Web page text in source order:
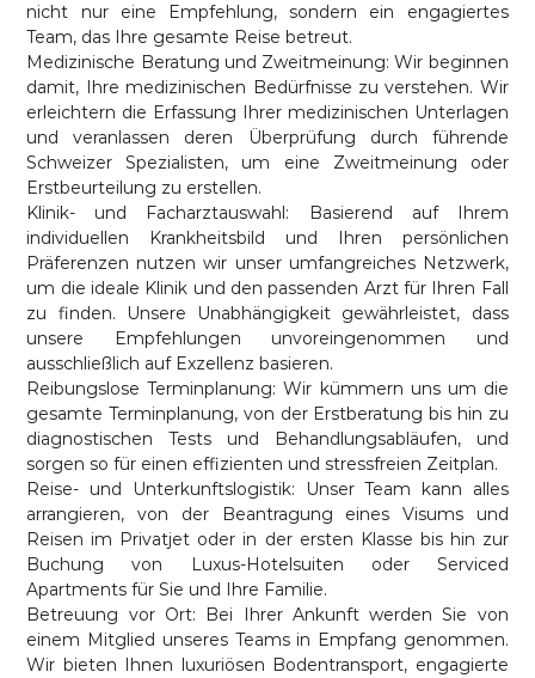
nicht nur eine Empfehlung, sondern ein engagiertes
Team, das Ihre gesamte Reise betreut.
Medizinische Beratung und Zweitmeinung: Wir beginnen
damit, Ihre medizinischen Bedürfnisse zu verstehen. Wir
erleichtern die Erfassung Ihrer medizinischen Unterlagen
und veranlassen deren Überprüfung durch führende
Schweizer Spezialisten, um eine Zweitmeinung oder
Erstbeurteilung zu erstellen.
Klinik- und Facharztauswahl: Basierend auf Ihrem
individuellen Krankheitsbild und Ihren persönlichen
Präferenzen nutzen wir unser umfangreiches Netzwerk,
um die ideale Klinik und den passenden Arzt für Ihren Fall
zu finden. Unsere Unabhängigkeit gewährleistet, dass
unsere Empfehlungen unvoreingenommen und
ausschließlich auf Exzellenz basieren.
Reibungslose Terminplanung: Wir kümmern uns um die
gesamte Terminplanung, von der Erstberatung bis hin zu
diagnostischen Tests und Behandlungsabläufen, und
sorgen so für einen effizienten und stressfreien Zeitplan.
Reise- und Unterkunftslogistik: Unser Team kann alles
arrangieren, von der Beantragung eines Visums und
Reisen im Privatjet oder in der ersten Klasse bis hin zur
Buchung von Luxus-Hotelsuiten oder Serviced
Apartments für Sie und Ihre Familie.
Betreuung vor Ort: Bei Ihrer Ankunft werden Sie von
einem Mitglied unseres Teams in Empfang genommen.
Wir bieten Ihnen luxuriösen Bodentransport, engagierte